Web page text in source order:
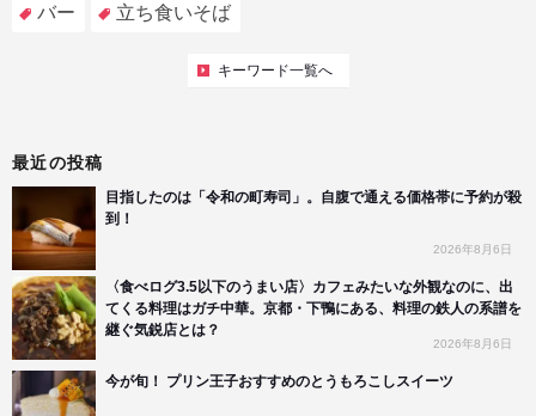
バー 立ち食いそば
キーワード一覧へ
最近の投稿
目指したのは「令和の町寿司」。自腹で通える価格帯に予約が殺
到！
2026年8月6日
〈食べログ3.5以下のうまい店〉カフェみたいな外観なのに、出
てくる料理はガチ中華。京都・下鴨にある、料理の鉄人の系譜を
継ぐ気鋭店とは？
2026年8月6日
今が旬！ プリン王子おすすめのとうもろこしスイーツ